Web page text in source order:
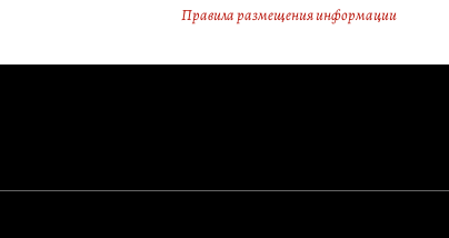
Правила размещения информации